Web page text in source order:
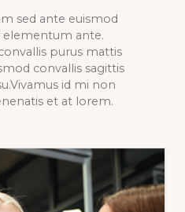
sed ante euismod
elementum ante.
purus mattis
convallis sagittis
id mi non
et at lorem.